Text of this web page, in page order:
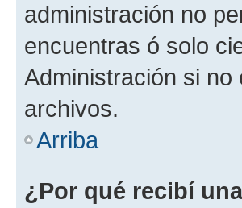
administración no
encuentras ó solo
Administración si
archivos.
Arriba
¿Por qué recibí